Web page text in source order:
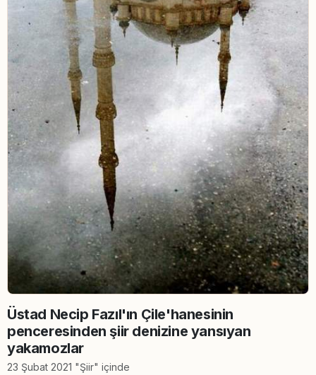
Üstad Necip Fazıl'ın Çile'hanesinin
penceresinden şiir denizine yansıyan
yakamozlar
23 Şubat 2021 "Şiir" içinde